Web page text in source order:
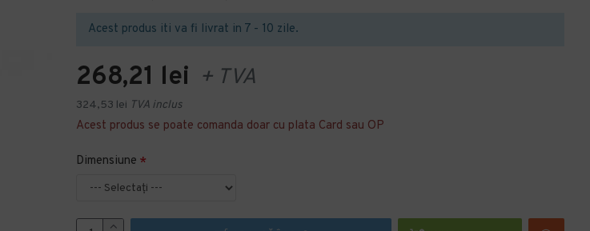
Acest produs iti va fi livrat in 7 - 10 zile.
268,21 lei + TVA
324,53 lei TVA inclus
Acest produs se poate comanda doar cu plata Card sau OP
Dimensiune